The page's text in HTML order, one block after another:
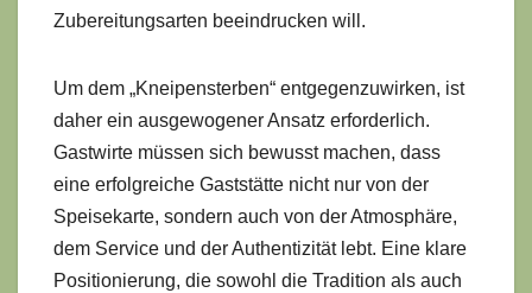
Zubereitungsarten beeindrucken will.
Um dem „Kneipensterben“ entgegenzuwirken, ist
daher ein ausgewogener Ansatz erforderlich.
Gastwirte müssen sich bewusst machen, dass
eine erfolgreiche Gaststätte nicht nur von der
Speisekarte, sondern auch von der Atmosphäre,
dem Service und der Authentizität lebt. Eine klare
Positionierung, die sowohl die Tradition als auch